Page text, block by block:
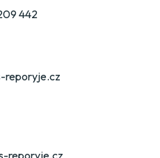
442
reporyje.cz
reporyje.cz